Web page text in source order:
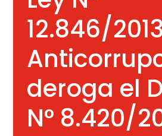
12.846/
deroga el
N° 8.420/